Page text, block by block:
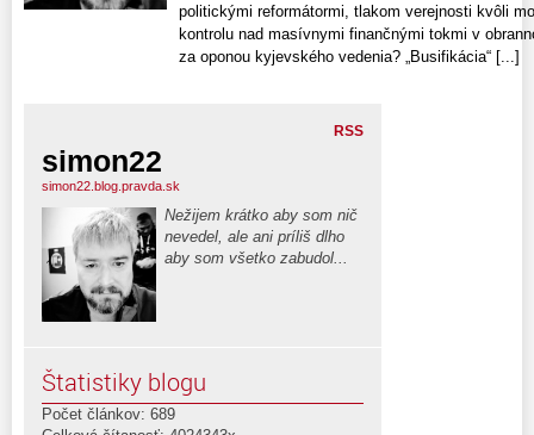
politickými reformátormi, tlakom verejnosti kvôli
kontrolu nad masívnymi finančnými tokmi v
za oponou kyjevského vedenia? „Busifikácia“ [...]
RSS
simon22
simon22.blog.pravda.sk
Nežijem krátko aby som nič
nevedel, ale ani príliš dlho
aby som všetko zabudol...
Štatistiky blogu
Počet článkov: 689